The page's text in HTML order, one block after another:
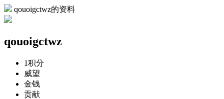
qouoigctwz的资料
qouoigctwz
1积分
威望
金钱
贡献